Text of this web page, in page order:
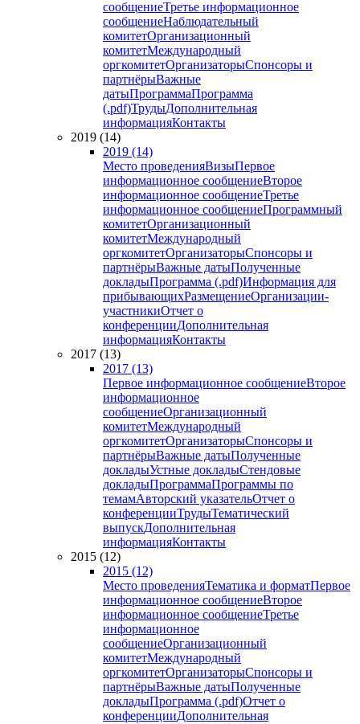
сообщениеТретье информационное
сообщениеНаблюдательный
комитетОрганизационный
комитетМеждународный
оргкомитетОрганизаторыСпонсоры и
партнёрыВажные
датыПрограммаПрограмма
(.pdf)ТрудыДополнительная
информацияКонтакты
2019 (14)
2019 (14)
Место проведенияВизыПервое
информационное сообщениеВторое
информационное сообщениеТретье
информационное сообщениеПрограммный
комитетОрганизационный
комитетМеждународный
оргкомитетОрганизаторыСпонсоры и
партнёрыВажные датыПолученные
докладыПрограмма (.pdf)Информация для
прибывающихРазмещениеОрганизации-
участникиОтчет о
конференцииДополнительная
информацияКонтакты
2017 (13)
2017 (13)
Первое информационное сообщениеВторое
информационное
сообщениеОрганизационный
комитетМеждународный
оргкомитетОрганизаторыСпонсоры и
партнёрыВажные датыПолученные
докладыУстные докладыСтендовые
докладыПрограммаПрограммы по
темамАвторский указательОтчет о
конференцииТрудыТематический
выпускДополнительная
информацияКонтакты
2015 (12)
2015 (12)
Место проведенияТематика и форматПервое
информационное сообщениеВторое
информационное сообщениеТретье
информационное
сообщениеОрганизационный
комитетМеждународный
оргкомитетОрганизаторыСпонсоры и
партнёрыВажные датыПолученные
докладыПрограмма (.pdf)Отчет о
конференцииДополнительная